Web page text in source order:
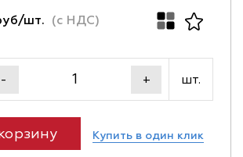
шт. (с НДС)
- + шт.
Купить в один клик